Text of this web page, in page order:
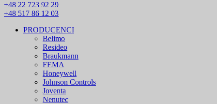
+48 22 723 92 29
+48 517 86 12 03
PRODUCENCI
Belimo
Resideo
Braukmann
FEMA
Honeywell
Johnson Controls
Joventa
Nenutec